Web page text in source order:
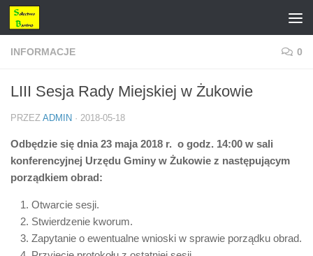
Przejdź do treści
INFORMACJE 0
LIII Sesja Rady Miejskiej w Żukowie
PRZEZ ADMIN · 2018-05-18
Odbędzie się dnia 23 maja 2018 r. o godz. 14:00 w sali
konferencyjnej Urzędu Gminy w Żukowie z następującym
porządkiem obrad:
Otwarcie sesji.
Stwierdzenie kworum.
Zapytanie o ewentualne wnioski w sprawie porządku obrad.